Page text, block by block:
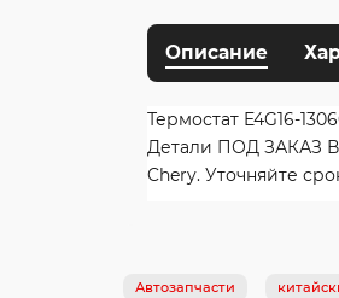
Описание
Термостат E4G16-
Детали ПОД ЗАКАЗ
Chery. Уточняйте
Автозапчасти